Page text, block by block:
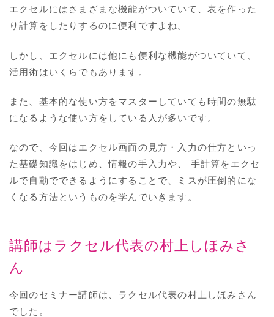
エクセルにはさまざまな機能がついていて、表を作った
り計算をしたりするのに便利ですよね。
しかし、エクセルには他にも便利な機能がついていて、
活用術はいくらでもあります。
また、基本的な使い方をマスターしていても時間の無駄
になるような使い方をしている人が多いです。
なので、今回はエクセル画面の見方・入力の仕方といっ
た基礎知識をはじめ、情報の手入力や、 手計算をエクセ
ルで自動でできるようにすることで、ミスが圧倒的にな
くなる方法というものを学んでいきます。
講師はラクセル代表の村上しほみさ
ん
今回のセミナー講師は、ラクセル代表の村上しほみさん
でした。